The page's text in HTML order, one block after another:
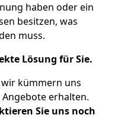
haben oder ein
besitzen, was
muss.
Lösung für Sie.
wir kümmern uns
erhalten.
Sie uns noch